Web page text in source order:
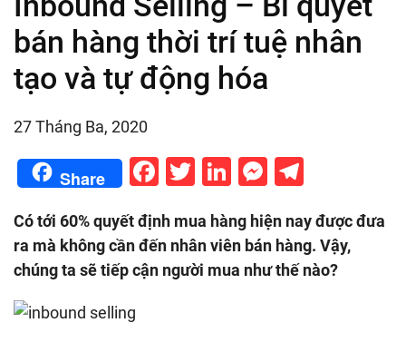
bán hàng thời trí tuệ nhân
tạo và tự động hóa
27 Tháng Ba, 2020
Share Facebook
Twitter
LinkedIn
Có tới 60% quyết định mua hàng hiện nay được đưa
ra mà không cần đến nhân viên bán hàng. Vậy,
chúng ta sẽ tiếp cận người mua như thế nào?